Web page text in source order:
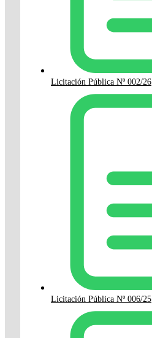
Licitación Pública Nº 002/26
Licitación Pública Nº 006/25